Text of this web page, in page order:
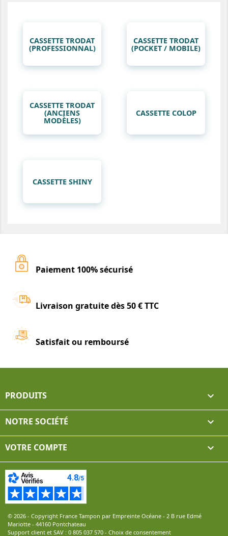
CASSETTE TRODAT
(PROFESSIONNAL)
CASSETTE TRODAT
(POCKET / MOBILE)
CASSETTE TRODAT
(ANCIENS
MODÈLES)
CASSETTE COLOP
CASSETTE SHINY
Paiement 100% sécurisé
Livraison gratuite dès 50 € TTC
Satisfait ou remboursé
PRODUITS 
NOTRE SOCIÉTÉ 
VOTRE COMPTE 
© 2026 - Copyright France Tampon par Empreinte Océane - 2 B rue Edmé
Mariotte - 44160 Pontchateau
Support client et SAV : 0 805 037 570 - Choix de consentement